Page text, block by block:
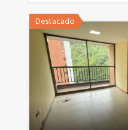
Destacado